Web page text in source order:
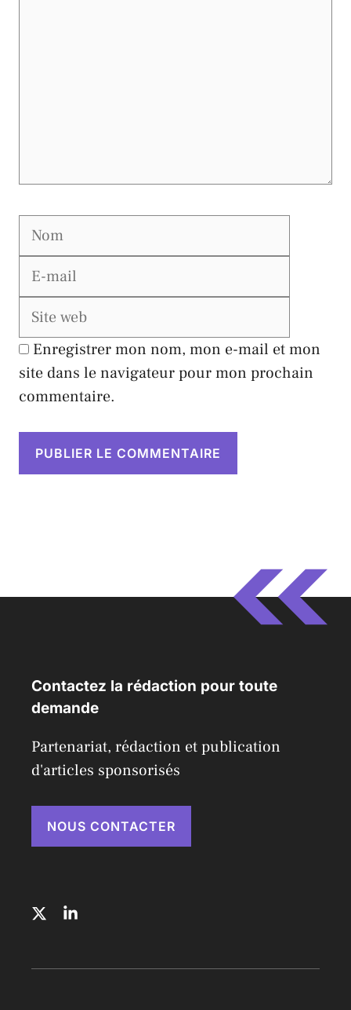
Nom
Enregistrer mon nom, mon e-mail et mon
site dans le navigateur pour mon prochain
commentaire.
Contactez la rédaction pour toute
demande
Partenariat, rédaction et publication
d'articles sponsorisés
NOUS CONTACTER